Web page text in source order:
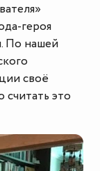
героя
По нашей
своё
это